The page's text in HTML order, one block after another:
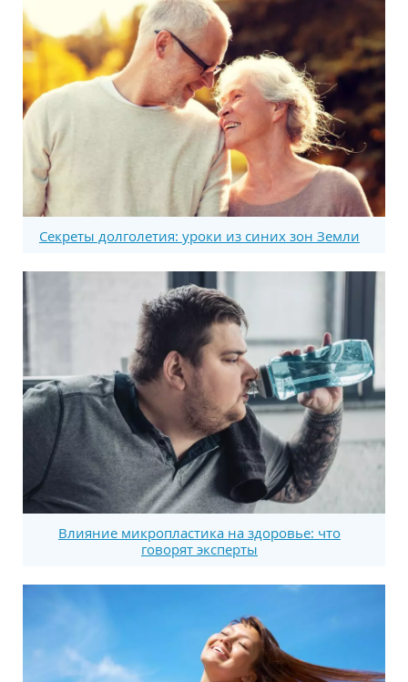
Секреты долголетия: уроки из синих зон Земли
Влияние микропластика на здоровье: что
говорят эксперты